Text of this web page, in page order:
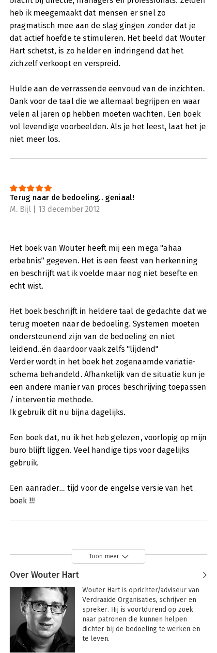
heb ik meegemaakt dat mensen er snel zo
pragmatisch mee aan de slag gingen zonder dat je
dat actief hoefde te stimuleren. Het beeld dat Wouter
Hart schetst, is zo helder en indringend dat het
zichzelf verkoopt en verspreid.
Hulde aan de verrassende eenvoud van de inzichten.
Dank voor de taal die we allemaal begrijpen en waar
velen al jaren op hebben moeten wachten. Een boek
vol levendige voorbeelden. Als je het leest, laat het je
niet meer los.
Terug naar de bedoeling.. geniaal!
M. Bijl | 13 december 2012
Het boek van Wouter heeft mij een mega "ahaa
erbebnis" gegeven. Het is een feest van herkenning
en beschrijft wat ik voelde maar nog niet besefte en
echt wist.
Het boek beschrijft in heldere taal de gedachte dat we
terug moeten naar de bedoeling. Systemen moeten
ondersteunend zijn van de bedoeling en niet
leidend..ën daardoor vaak zelfs "lijdend"
Verder wordt in het boek het zogenaamde variatie-
schema behandeld. Afhankelijk van de situatie kun je
een andere manier van proces beschrijving toepassen
/ interventie methode.
Ik gebruik dit nu bijna dagelijks.
Een boek dat, nu ik het heb gelezen, voorlopig op mijn
buro blijft liggen. Veel handige tips voor dagelijks
gebruik.
Een aanrader... tijd voor de engelse versie van het
boek !!!
Toon meer
Over Wouter Hart
Wouter Hart is oprichter/adviseur van
Verdraaide Organisaties, schrijver en
spreker. Hij is voortdurend op zoek
naar patronen die kunnen helpen
dichter bij de bedoeling te werken en
te leven.